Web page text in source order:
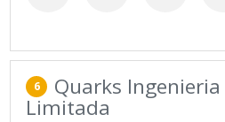
6 Quarks Ingenieria
Limitada